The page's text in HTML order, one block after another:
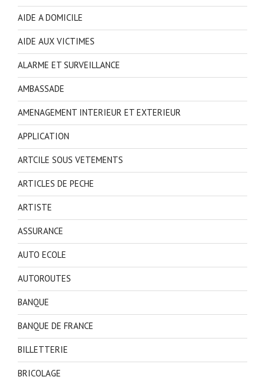
AIDE A DOMICILE
AIDE AUX VICTIMES
ALARME ET SURVEILLANCE
AMBASSADE
AMENAGEMENT INTERIEUR ET EXTERIEUR
APPLICATION
ARTCILE SOUS VETEMENTS
ARTICLES DE PECHE
ARTISTE
ASSURANCE
AUTO ECOLE
AUTOROUTES
BANQUE
BANQUE DE FRANCE
BILLETTERIE
BRICOLAGE